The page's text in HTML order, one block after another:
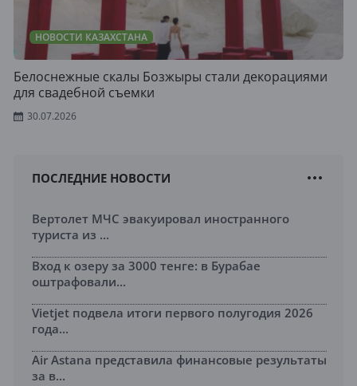
НОВОСТИ КАЗАХСТАНА
Белоснежные скалы Бозжыры стали декорациями
для свадебной съемки
30.07.2026
ПОСЛЕДНИЕ НОВОСТИ
Вертолет МЧС эвакуировал иностранного
туриста из ...
Вход к озеру за 3000 тенге: в Бурабае
оштрафовали...
Vietjet подвела итоги первого полугодия 2026
года...
Air Astana представила финансовые результаты
за в...